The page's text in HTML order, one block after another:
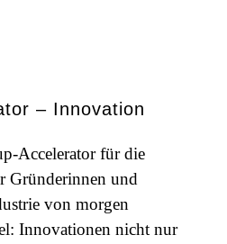
– Innovation
Accelerator für die
Gründerinnen und
von morgen
Innovationen nicht nur